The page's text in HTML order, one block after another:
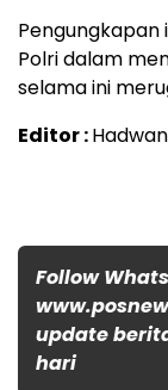
Pengungkapan
Polri dalam
selama ini
Editor :Hadwan
Follow
update
hari